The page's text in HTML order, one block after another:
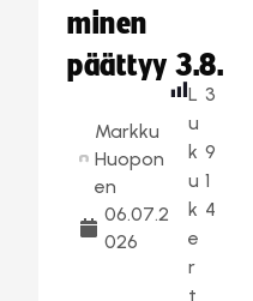
minen
päättyy 3.8.
Markku
Huopon
en
06.07.2
026
L
u
k
u
k
e
r
t
3
9
1
4